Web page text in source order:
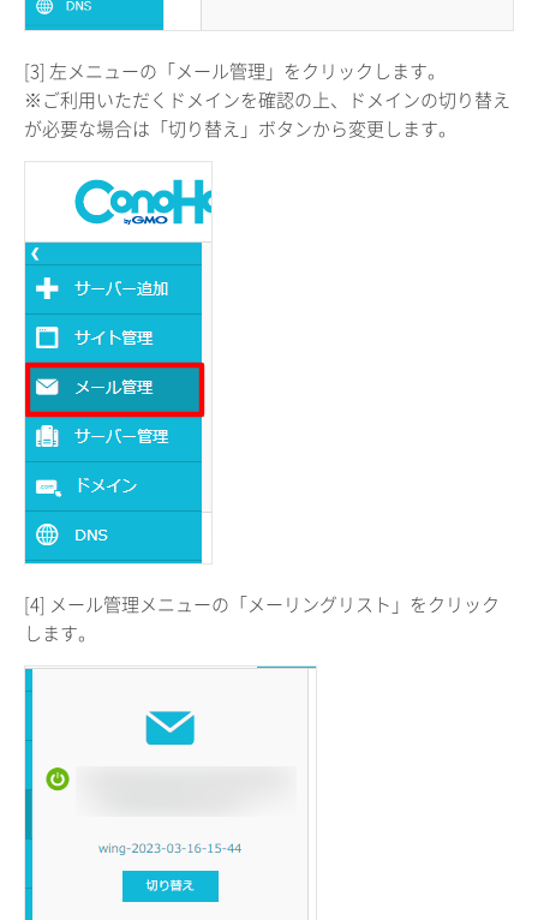
[3] 左メニューの「メール管理」をクリックします。
※ご利用いただくドメインを確認の上、ドメインの切り替え
が必要な場合は「切り替え」ボタンから変更します。
[4] メール管理メニューの「メーリングリスト」をクリック
します。